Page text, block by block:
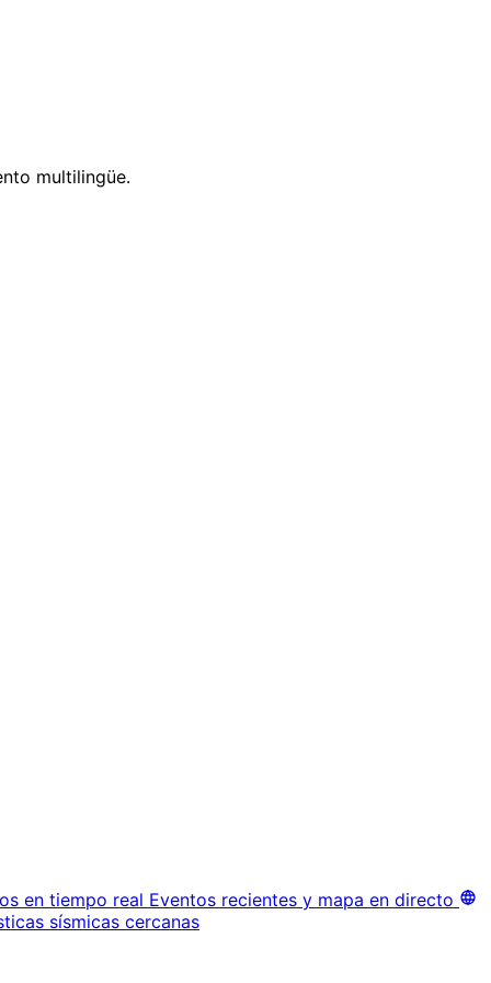
multilingüe.
en tiempo real Eventos recientes y mapa en directo
sísmicas cercanas